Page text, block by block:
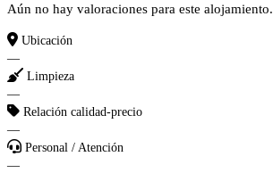
Aún no hay valoraciones para este alojamiento.
Ubicación
—
Limpieza
—
Relación calidad-precio
—
Personal / Atención
—